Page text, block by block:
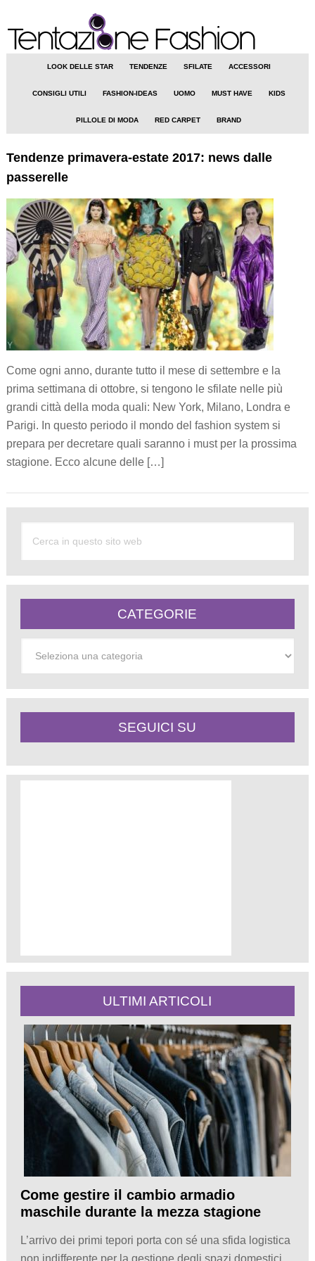
LOOK DELLE STAR TENDENZE SFILATE ACCESSORI
CONSIGLI UTILI FASHION-IDEAS UOMO MUST HAVE KIDS
PILLOLE DI MODA RED CARPET BRAND
Tendenze primavera-estate 2017: news dalle
passerelle
Come ogni anno, durante tutto il mese di settembre e la
prima settimana di ottobre, si tengono le sfilate nelle più
grandi città della moda quali: New York, Milano, Londra e
Parigi. In questo periodo il mondo del fashion system si
prepara per decretare quali saranno i must per la prossima
stagione. Ecco alcune delle […]
CATEGORIE
SEGUICI SU
ULTIMI ARTICOLI
Come gestire il cambio armadio
maschile durante la mezza stagione
L’arrivo dei primi tepori porta con sé una sfida logistica
non indifferente per la gestione degli spazi domestici,